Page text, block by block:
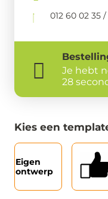
012 60 02 35
Je hebt
28
Kies een
Eigen
ontwerp